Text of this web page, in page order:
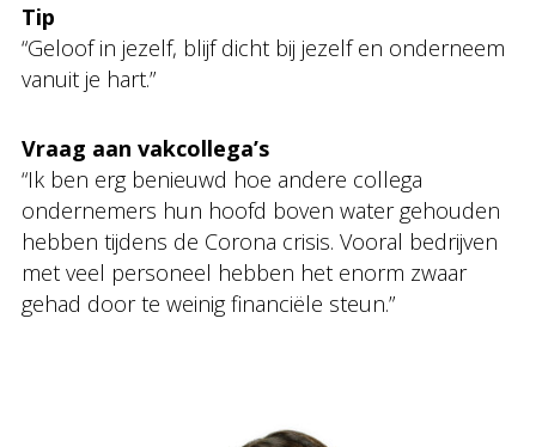
Tip
“Geloof in jezelf, blijf dicht bij jezelf en onderneem
vanuit je hart.”
Vraag aan vakcollega’s
“Ik ben erg benieuwd hoe andere collega
ondernemers hun hoofd boven water gehouden
hebben tijdens de Corona crisis. Vooral bedrijven
met veel personeel hebben het enorm zwaar
gehad door te weinig financiële steun.”